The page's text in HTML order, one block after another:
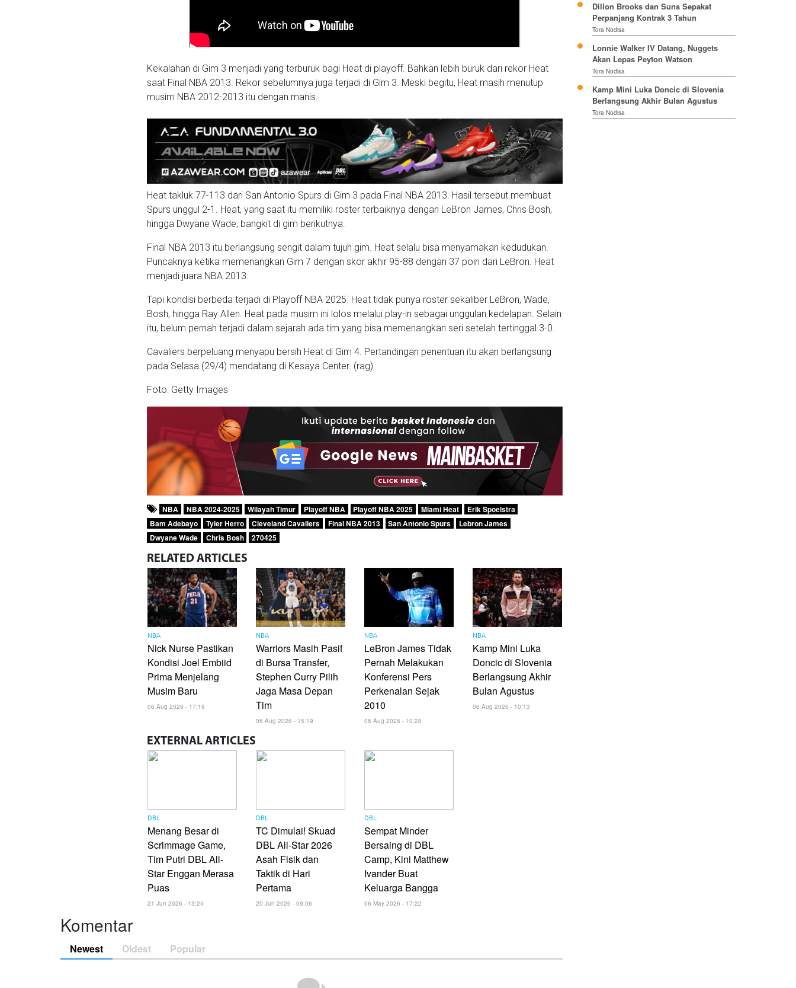
Kekalahan di Gim 3 menjadi yang terburuk bagi Heat di playoff. Bahkan lebih buruk dari rekor Heat
saat Final NBA 2013. Rekor sebelumnya juga terjadi di Gim 3. Meski begitu, Heat masih menutup
musim NBA 2012-2013 itu dengan manis.
Heat takluk 77-113 dari San Antonio Spurs di Gim 3 pada Final NBA 2013. Hasil tersebut membuat
Spurs unggul 2-1. Heat, yang saat itu memiliki roster terbaiknya dengan LeBron James, Chris Bosh,
hingga Dwyane Wade, bangkit di gim berikutnya.
Final NBA 2013 itu berlangsung sengit dalam tujuh gim. Heat selalu bisa menyamakan kedudukan.
Puncaknya ketika memenangkan Gim 7 dengan skor akhir 95-88 dengan 37 poin dari LeBron. Heat
menjadi juara NBA 2013.
Tapi kondisi berbeda terjadi di Playoff NBA 2025. Heat tidak punya roster sekaliber LeBron, Wade,
Bosh, hingga Ray Allen. Heat pada musim ini lolos melalui play-in sebagai unggulan kedelapan. Selain
itu, belum pernah terjadi dalam sejarah ada tim yang bisa memenangkan seri setelah tertinggal 3-0.
Cavaliers berpeluang menyapu bersih Heat di Gim 4. Pertandingan penentuan itu akan berlangsung
pada Selasa (29/4) mendatang di Kesaya Center. (rag)
Foto: Getty Images
NBA NBA 2024-2025 Wilayah Timur Playoff NBA Playoff NBA 2025 Miami Heat
Erik Spoelstra
Bam Adebayo
Tyler Herro Cleveland Cavaliers Final NBA 2013 San Antonio Spurs
Lebron James
Dwyane Wade
Chris Bosh 270425
RELATED ARTICLES
NBA
Nick Nurse Pastikan
Kondisi Joel Embiid
Prima Menjelang
Musim Baru
06 Aug 2026 - 17:19
NBA
Warriors Masih Pasif
di Bursa Transfer,
Stephen Curry Pilih
Jaga Masa Depan
Tim
06 Aug 2026 - 15:19
NBA
LeBron James Tidak
Pernah Melakukan
Konferensi Pers
Perkenalan Sejak
2010
06 Aug 2026 - 10:28
NBA
Kamp Mini Luka
Doncic di Slovenia
Berlangsung Akhir
Bulan Agustus
06 Aug 2026 - 10:13
EXTERNAL ARTICLES
DBL
Menang Besar di
Scrimmage Game,
Tim Putri DBL All-
Star Enggan Merasa
Puas
21 Jun 2026 - 13:24
DBL
TC Dimulai! Skuad
DBL All-Star 2026
Asah Fisik dan
Taktik di Hari
Pertama
20 Jun 2026 - 09:06
DBL
Sempat Minder
Bersaing di DBL
Camp, Kini Matthew
Ivander Buat
Keluarga Bangga
06 May 2026 - 17:22
Komentar
Newest Oldest Popular
Dillon Brooks dan Suns Sepakat
Perpanjang Kontrak 3 Tahun
Tora Nodisa
Lonnie Walker IV Datang, Nuggets
Akan Lepas Peyton Watson
Tora Nodisa
Kamp Mini Luka Doncic di Slovenia
Berlangsung Akhir Bulan Agustus
Tora Nodisa